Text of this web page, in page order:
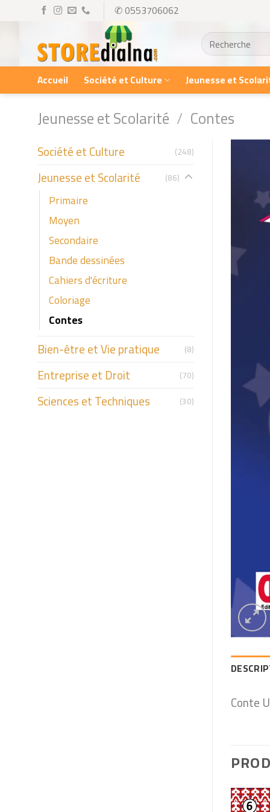
content
✆ 0553706062
Recherche
pour :
Accueil Société et Culture Jeunesse et
Jeunesse et Scolarité / Contes
Société et Culture (248)
Jeunesse et Scolarité (86)
Primaire
Moyen
Secondaire
Bande dessinées
Cahiers d'écriture
Coloriage
Contes
Bien-être et Vie pratique (8)
Entreprise et Droit (70)
Sciences et Techniques (30)
Conte